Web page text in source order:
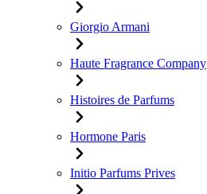
Giorgio Armani
Haute Fragrance Company
Histoires de Parfums
Hormone Paris
Initio Parfums Prives